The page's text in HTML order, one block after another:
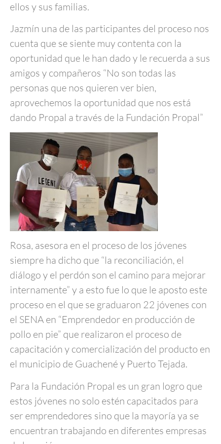
ellos y sus familias.
Jazmín una de las participantes del proceso nos
cuenta que se siente muy contenta con la
oportunidad que le han dado y le recuerda a sus
amigos y compañeros “No son todas las
personas que nos quieren ver bien,
aprovechemos la oportunidad que nos está
dando Propal a través de la Fundación Propal”
Rosa, asesora en el proceso de los jóvenes
siempre ha dicho que “la reconciliación, el
diálogo y el perdón son el camino para mejorar
internamente” y a esto fue lo que le aposto este
proceso en el que se graduaron 22 jóvenes con
el SENA en “Emprendedor en producción de
pollo en pie” que realizaron el proceso de
capacitación y comercialización del producto en
el municipio de Guachené y Puerto Tejada.
Para la Fundación Propal es un gran logro que
estos jóvenes no solo estén capacitados para
ser emprendedores sino que la mayoría ya se
encuentran trabajando en diferentes empresas